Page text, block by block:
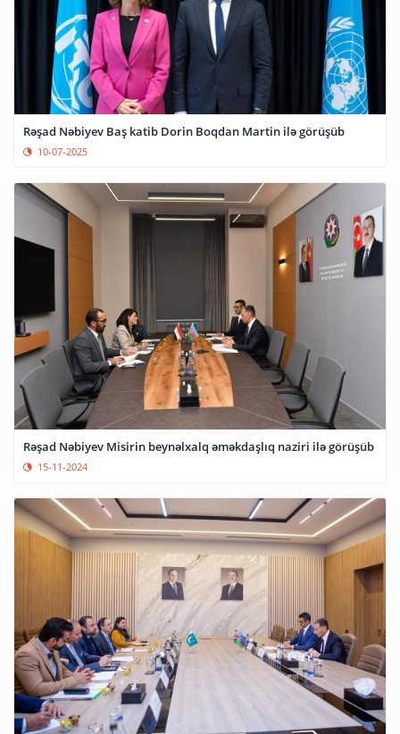
Rəşad Nəbiyev Baş katib Dorin Boqdan Martin ilə görüşüb
10-07-2025
Rəşad Nəbiyev Misirin beynəlxalq əməkdaşlıq naziri ilə görüşüb
15-11-2024